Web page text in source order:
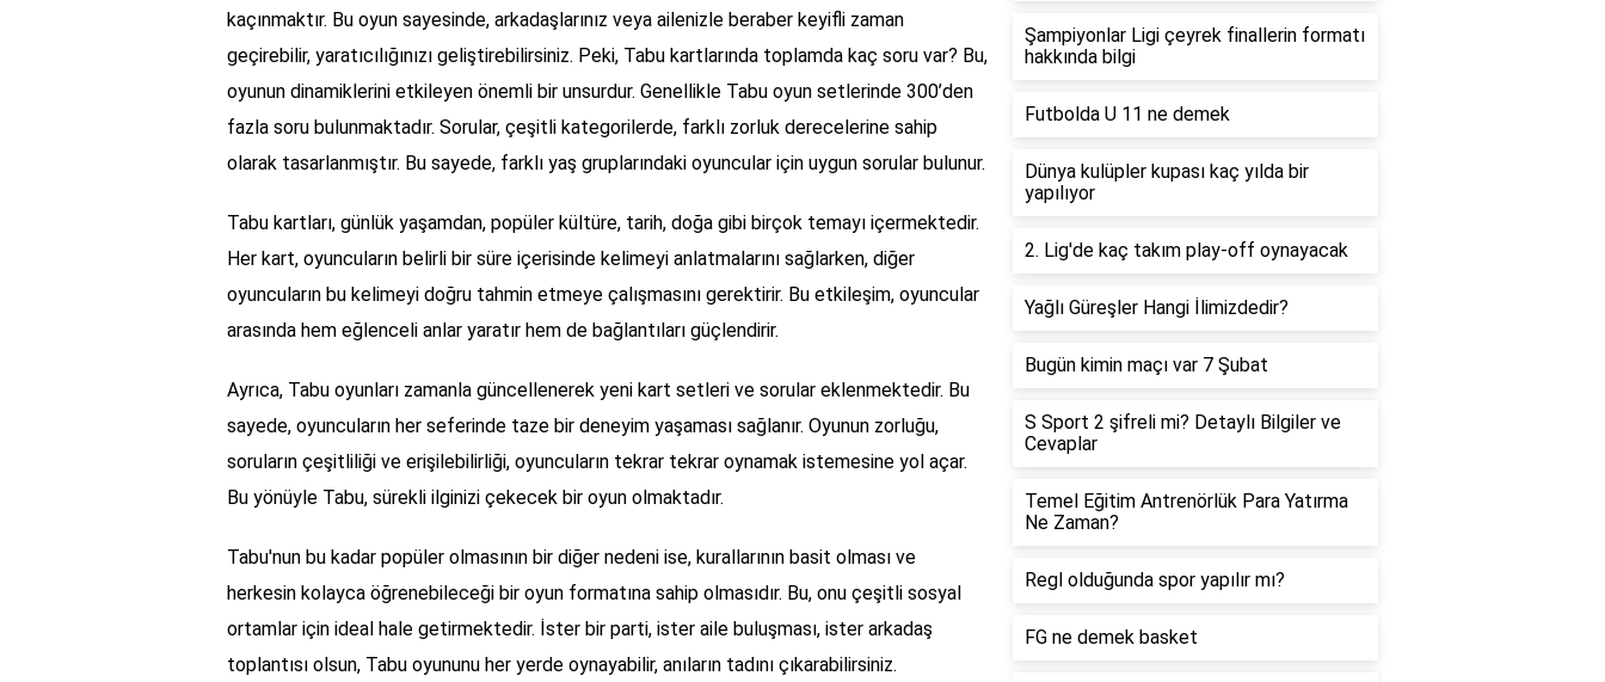
kaçınmaktır. Bu oyun sayesinde, arkadaşlarınız veya ailenizle beraber keyifli zaman
geçirebilir, yaratıcılığınızı geliştirebilirsiniz. Peki, Tabu kartlarında toplamda kaç soru var? Bu,
oyunun dinamiklerini etkileyen önemli bir unsurdur. Genellikle Tabu oyun setlerinde 300’den
fazla soru bulunmaktadır. Sorular, çeşitli kategorilerde, farklı zorluk derecelerine sahip
olarak tasarlanmıştır. Bu sayede, farklı yaş gruplarındaki oyuncular için uygun sorular bulunur.
Tabu kartları, günlük yaşamdan, popüler kültüre, tarih, doğa gibi birçok temayı içermektedir.
Her kart, oyuncuların belirli bir süre içerisinde kelimeyi anlatmalarını sağlarken, diğer
oyuncuların bu kelimeyi doğru tahmin etmeye çalışmasını gerektirir. Bu etkileşim, oyuncular
arasında hem eğlenceli anlar yaratır hem de bağlantıları güçlendirir.
Ayrıca, Tabu oyunları zamanla güncellenerek yeni kart setleri ve sorular eklenmektedir. Bu
sayede, oyuncuların her seferinde taze bir deneyim yaşaması sağlanır. Oyunun zorluğu,
soruların çeşitliliği ve erişilebilirliği, oyuncuların tekrar tekrar oynamak istemesine yol açar.
Bu yönüyle Tabu, sürekli ilginizi çekecek bir oyun olmaktadır.
Tabu'nun bu kadar popüler olmasının bir diğer nedeni ise, kurallarının basit olması ve
herkesin kolayca öğrenebileceği bir oyun formatına sahip olmasıdır. Bu, onu çeşitli sosyal
ortamlar için ideal hale getirmektedir. İster bir parti, ister aile buluşması, ister arkadaş
toplantısı olsun, Tabu oyununu her yerde oynayabilir, anıların tadını çıkarabilirsiniz.
Şampiyonlar Ligi çeyrek finallerin formatı
hakkında bilgi
Futbolda U 11 ne demek
Dünya kulüpler kupası kaç yılda bir
yapılıyor
2. Lig'de kaç takım play-off oynayacak
Yağlı Güreşler Hangi İlimizdedir?
Bugün kimin maçı var 7 Şubat
S Sport 2 şifreli mi? Detaylı Bilgiler ve
Cevaplar
Temel Eğitim Antrenörlük Para Yatırma
Ne Zaman?
Regl olduğunda spor yapılır mı?
FG ne demek basket